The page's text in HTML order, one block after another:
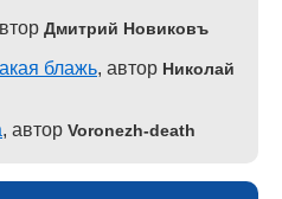
Дмитрий Новиковъ
блажь, автор Николай
, автор Voronezh-death